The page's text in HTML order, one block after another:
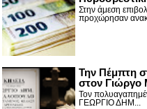
Στην άμεση
προχώρησαν
Την Πέμπτη
στον Γιώργο
Τον
ΓΕΩΡΓΙΟ ΔΗΜ...